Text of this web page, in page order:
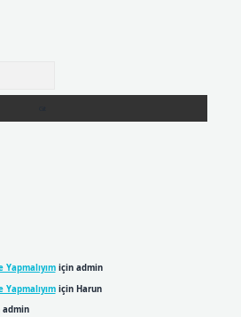
için admin
için Harun
admin